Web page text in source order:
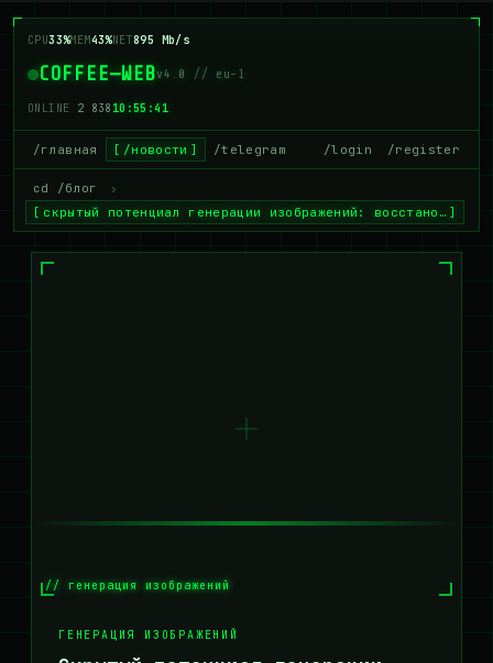
CPU33%MEM43%NET895 Mb/s
COFFEE—WEBv4.0 // eu-1
ONLINE 2 838 10:55:41
/главная /новости /telegram /login /register
cd /блог
›
скрытый потенциал генерации изображений: восстано…
// генерация изображений
ГЕНЕРАЦИЯ ИЗОБРАЖЕНИЙ